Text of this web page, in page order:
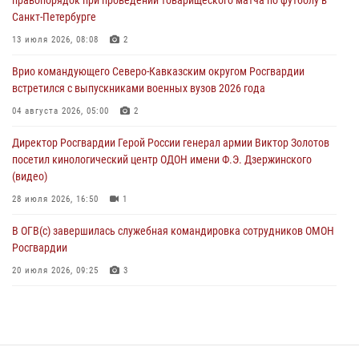
07 августа 2026, 12:37
Юные гости из летних лагерей посетили кинологический центр
07 августа 2026, 12:20 3
Представители ФСБ России по Уральскому округу Росгвардии и
Кузнецова
4
Санкт-Петербурге
13 июля 2026, 08:08 2
Врио командующего Северо-Кавказским округом Росгвардии
встретился с выпускниками военных вузов 2026 года
04 августа 2026, 05:00 2
Директор Росгвардии Герой России генерал армии Виктор Золотов
посетил кинологический центр ОДОН имени Ф.Э. Дзержинского
(видео)
28 июля 2026, 16:50 1
В ОГВ(с) завершилась служебная командировка сотрудников ОМОН
Росгвардии
20 июля 2026, 09:25 3